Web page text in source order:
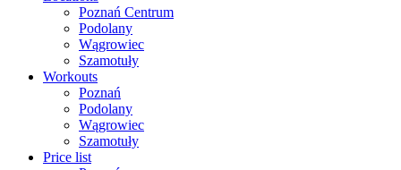
Poznań Centrum
Podolany
Wągrowiec
Szamotuły
Workouts
Poznań
Podolany
Wągrowiec
Szamotuły
Price list